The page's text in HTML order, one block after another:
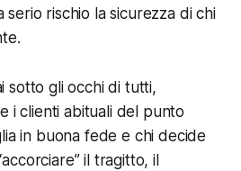
rischio la sicurezza di chi
sotto gli occhi di tutti,
i clienti abituali del punto
in buona fede e chi decide
il tragitto, il